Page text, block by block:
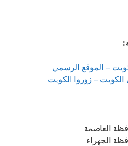
– الموقع الرسمي
الكويت – زوروا الكويت
العاصمة
الجهراء